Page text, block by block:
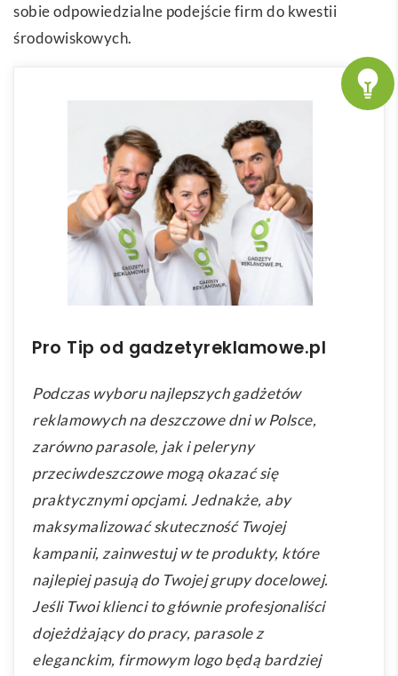
sobie odpowiedzialne podejście firm do kwestii
środowiskowych.
Pro Tip od gadzetyreklamowe.pl
Podczas wyboru najlepszych gadżetów
reklamowych na deszczowe dni w Polsce,
zarówno parasole, jak i peleryny
przeciwdeszczowe mogą okazać się
praktycznymi opcjami. Jednakże, aby
maksymalizować skuteczność Twojej
kampanii, zainwestuj w te produkty, które
najlepiej pasują do Twojej grupy docelowej.
Jeśli Twoi klienci to głównie profesjonaliści
dojeżdżający do pracy, parasole z
eleganckim, firmowym logo będą bardziej